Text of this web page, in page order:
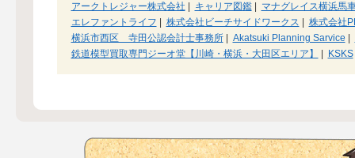
アークトレジャー株式会社 キャリア図鑑|
マナグレイス横浜馬
エレファントライフ
株式会社ビーチサイドワークス
株式会社
横浜市西区 寺田公認会計士事務所| Akatsuki Planning Sarvice
鉄道模型買取専門ジーオ堂【川崎・横浜・大田区エリア】
KSKS